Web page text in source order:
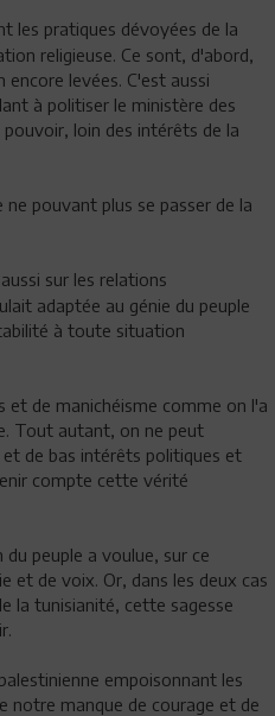
les pratiques dévoyées de la
religieuse. Ce sont, d'abord,
levées. C'est aussi
à politiser le ministère des
loin des intérêts de la
pouvant plus se passer de la
sur les relations
adaptée au génie du peuple
à toute situation
et de manichéisme comme on l'a
Tout autant, on ne peut
de bas intérêts politiques et
compte cette vérité
peuple a voulue, sur ce
et de voix. Or, dans les deux cas
la tunisianité, cette sagesse
empoisonnant les
notre manque de courage et de